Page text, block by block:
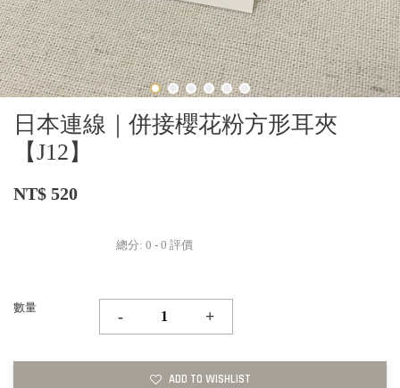
日本連線｜併接櫻花粉方形耳夾
【J12】
NT$ 520
總分: 0 - 0 評價
數量
- +
ADD TO WISHLIST